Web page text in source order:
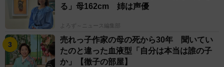
る」母162cm 姉は声優
よろず～ニュース編集部
売れっ子作家の母の死から30年 聞いてい
たのと違った血液型「自分は本当は誰の子
か」【徹子の部屋】